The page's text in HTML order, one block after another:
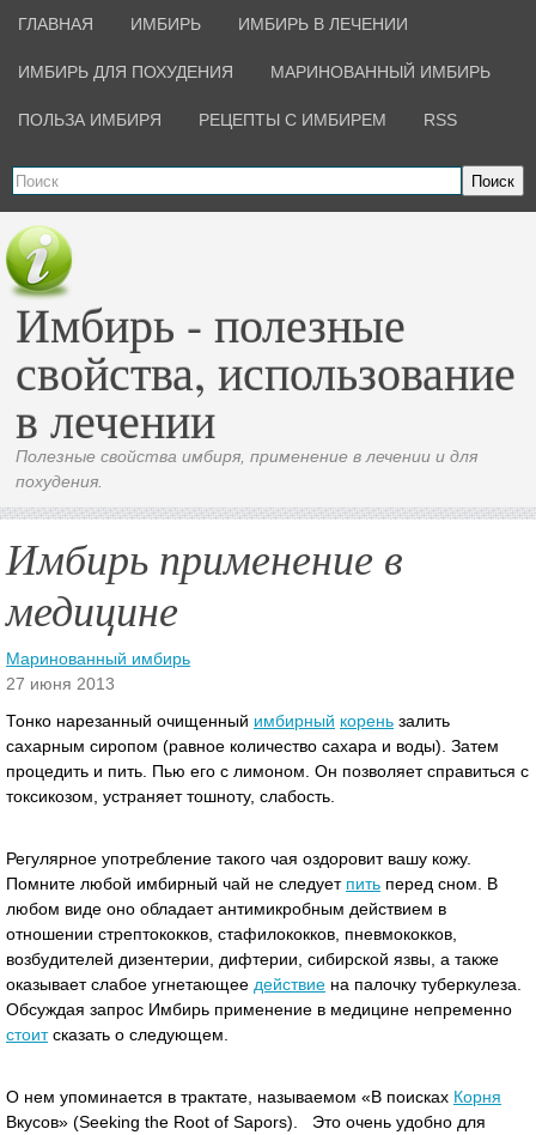
ГЛАВНАЯ ИМБИРЬ ИМБИРЬ В ЛЕЧЕНИИ
ИМБИРЬ ДЛЯ ПОХУДЕНИЯ МАРИНОВАННЫЙ ИМБИРЬ
ПОЛЬЗА ИМБИРЯ РЕЦЕПТЫ С ИМБИРЕМ RSS
Поиск
Имбирь - полезные
свойства, использование
в лечении
Полезные свойства имбиря, применение в лечении и для
похудения.
Имбирь применение в
медицине
Маринованный имбирь
27 июня 2013
Тонко нарезанный очищенный имбирный корень залить
сахарным сиропом (равное количество сахара и воды). Затем
процедить и пить. Пью его с лимоном. Он позволяет справиться с
токсикозом, устраняет тошноту, слабость.
Регулярное употребление такого чая оздоровит вашу кожу.
Помните любой имбирный чай не следует пить перед сном. В
любом виде оно обладает антимикробным действием в
отношении стрептококков, стафилококков, пневмококков,
возбудителей дизентерии, дифтерии, сибирской язвы, а также
оказывает слабое угнетающее действие на палочку туберкулеза.
Обсуждая запрос Имбирь применение в медицине непременно
стоитсказать о следующем.
О нем упоминается в трактате, называемом «В поисках Корня
Вкусов» (Seeking the Root of Sapors). Это очень удобно для